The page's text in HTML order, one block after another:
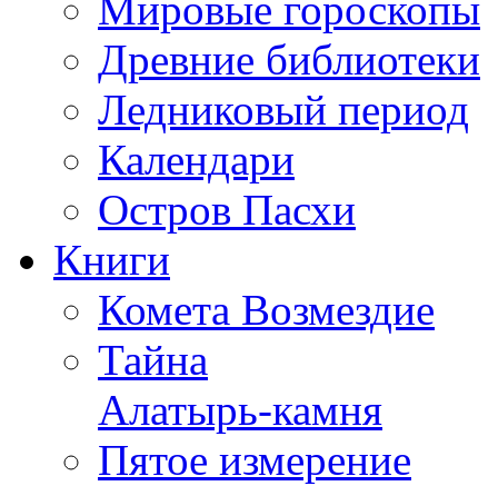
Древние библиотеки
Ледниковый период
Календари
Остров Пасхи
Книги
Комета Возмездие
Тайна
Алатырь-камня
Пятое измерение